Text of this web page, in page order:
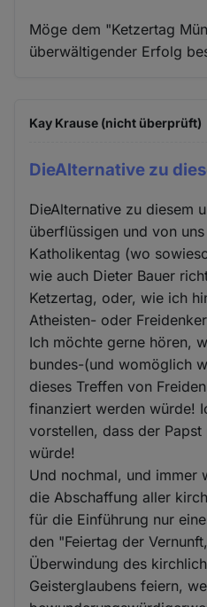
Möge dem "Ketzertag
überwältigender Erfolg
Kay Krause (nicht überprüft)
DieAlternative zu
DieAlternative zu diesem
überflüssigen und von
Katholikentag (wo
wie auch Dieter Bauer
Ketzertag, oder, wie ich
Atheisten- oder
Ich möchte gerne hören,
bundes-(und womöglich
dieses Treffen von
finanziert werden würde!
vorstellen, dass der
würde!
Und nochmal, und immer
die Abschaffung aller
für die Einführung nur
den "Feiertag der
Überwindung des
Geisterglaubens feiern,